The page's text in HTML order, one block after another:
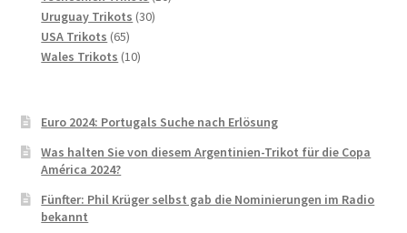
Uruguay Trikots 3030
USA Trikots 6565
Produkte
Wales Trikots 1010
Euro 2024: Portugals Suche nach Erlösung
Was halten Sie von diesem Argentinien-Trikot für die Copa
América 2024?
Fünfter: Phil Krüger selbst gab die Nominierungen im Radio
bekannt